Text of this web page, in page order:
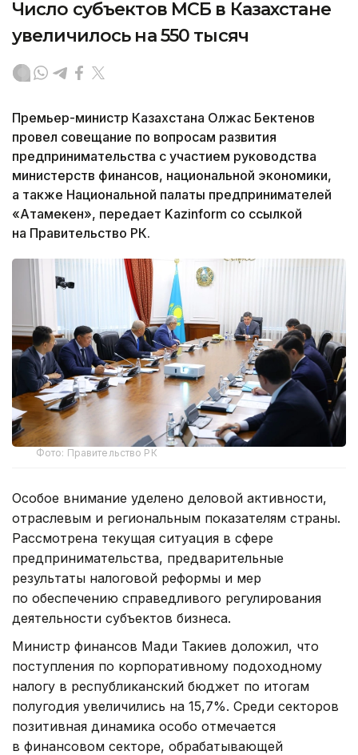
Число субъектов МСБ в Казахстане
увеличилось на 550 тысяч
Премьер-министр Казахстана Олжас Бектенов
провел совещание по вопросам развития
предпринимательства с участием руководства
министерств финансов, национальной экономики,
а также Национальной палаты предпринимателей
«Атамекен», передает Kazinform со ссылкой
на Правительство РК.
Фото: Правительство РК
Особое внимание уделено деловой активности,
отраслевым и региональным показателям страны.
Рассмотрена текущая ситуация в сфере
предпринимательства, предварительные
результаты налоговой реформы и мер
по обеспечению справедливого регулирования
деятельности субъектов бизнеса.
Министр финансов Мади Такиев доложил, что
поступления по корпоративному подоходному
налогу в республиканский бюджет по итогам
полугодия увеличились на 15,7%. Среди секторов
позитивная динамика особо отмечается
в финансовом секторе, обрабатывающей